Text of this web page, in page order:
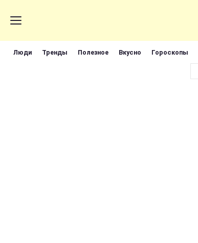
Люди Тренды Полезное Вкусно Гороскопы